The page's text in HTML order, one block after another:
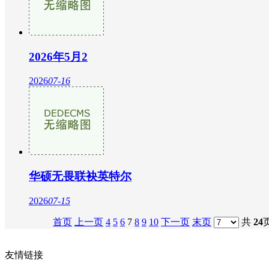
2026年5月2
202607-16
华硕无畏联袂英特尔
202607-15
首页 上一页 4 5 6 7 8 9 10 下一页 末页 共 24
友情链接